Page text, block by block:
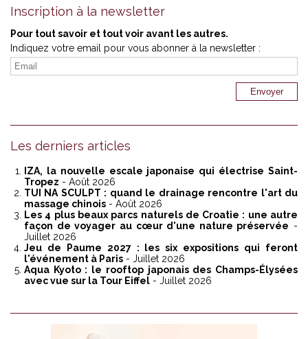
Inscription à la newsletter
Pour tout savoir et tout voir avant les autres.
Indiquez votre email pour vous abonner à la newsletter :
Les derniers articles
IZA, la nouvelle escale japonaise qui électrise Saint-
Tropez - Août 2026
TUI NA SCULPT : quand le drainage rencontre l'art du
massage chinois - Août 2026
Les 4 plus beaux parcs naturels de Croatie : une autre
façon de voyager au cœur d'une nature préservée -
Juillet 2026
Jeu de Paume 2027 : les six expositions qui feront
l'événement à Paris - Juillet 2026
Aqua Kyoto : le rooftop japonais des Champs-Élysées
avec vue sur la Tour Eiffel - Juillet 2026